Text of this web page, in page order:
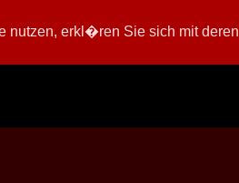
nutzen, erkl�ren Sie sich mit